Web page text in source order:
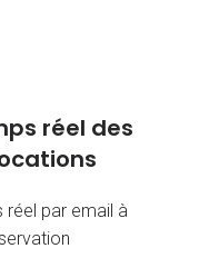
réel des
par email à